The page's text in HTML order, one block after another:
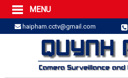
MENU
Trang Chủ
Sản phẩm
SẢN PHẨM TRỌN GÓI
LẮP BÁO TRỘM TRỌN GÓI
LẮP CAMERA TRỌN GÓI
haipham.cctv@gmail.com